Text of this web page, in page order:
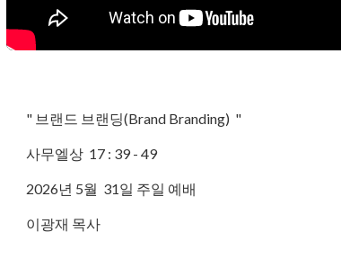
" 브랜드 브랜딩(Brand Branding) "
사무엘상 17 : 39 - 49
2026년 5월 31일 주일 예배
이광재 목사